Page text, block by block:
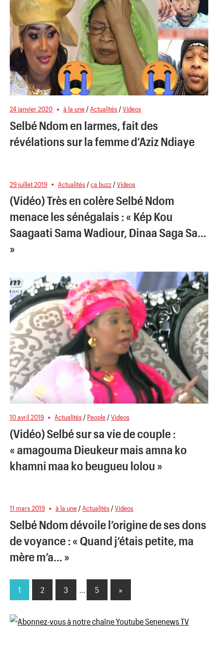
24 janvier 2020 à la une/Actualités/Videos
Selbé Ndom en larmes, fait des
révélations sur la femme d’Aziz Ndiaye
29 juillet 2019 Actualités /ça buzz /Videos
(Vidéo) Très en colère Selbé Ndom
menace les sénégalais : « Kép Kou
Saagaati Sama Wadiour, Dinaa Saga Sa…
»
10 avril 2019 Actualités / People /Videos
(Vidéo) Selbé sur sa vie de couple :
« amagouma Dieukeur mais amna ko
khamni maa ko beugueu lolou »
11 mars 2019 à la une /Actualités /Videos
Selbé Ndom dévoile l’origine de ses dons
de voyance : « Quand j’étais petite, ma
mère m’a… »
Pagination
des
1 2 3 … 5
Next
»